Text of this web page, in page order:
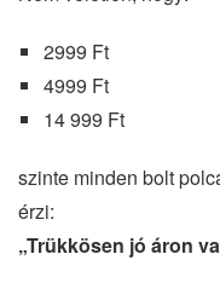
2999 Ft
4999 Ft
14 999 Ft
szinte minden bolt
érzi:
„Trükkösen jó áron